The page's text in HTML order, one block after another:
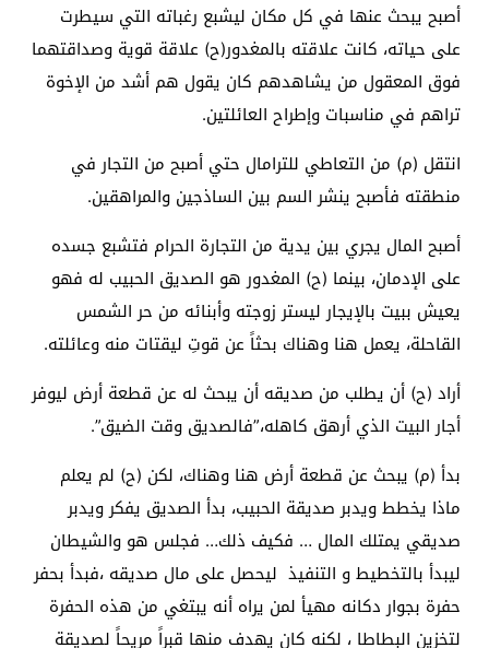
أصبح يبحث عنها في كل مكان ليشبع رغباته التي سيطرت
على حياته، كانت علاقته بالمغدور(ح) علاقة قوية وصداقتهما
فوق المعقول من يشاهدهم كان يقول هم أشد من الإخوة
تراهم في مناسبات وإطراح العائلتين.
انتقل (م) من التعاطي للترامال حتي أصبح من التجار في
منطقته فأصبح ينشر السم بين الساذجين والمراهقين.
أصبح المال يجري بين يدية من التجارة الحرام فتشبع جسده
على الإدمان، بينما (ح) المغدور هو الصديق الحبيب له فهو
يعيش ببيت بالإيجار ليستر زوجته وأبنائه من حر الشمس
القاحلة، يعمل هنا وهناك بحثاً عن قوتِ ليقتات منه وعائلته.
أراد (ح) أن يطلب من صديقه أن يبحث له عن قطعة أرض ليوفر
أجار البيت الذي أرهق كاهله،”فالصديق وقت الضيق”.
بدأ (م) يبحث عن قطعة أرض هنا وهناك، لكن (ح) لم يعلم
ماذا يخطط ويدبر صديقة الحبيب، بدأ الصديق يفكر ويدبر
صديقي يمتلك المال … فكيف ذلك… فجلس هو والشيطان
ليبدأ بالتخطيط و التنفيذ ليحصل على مال صديقه ،فبدأ بحفر
حفرة بجوار دكانه مهيأ لمن يراه أنه يبتغي من هذه الحفرة
لتخزين البطاطا ، لكنه كان يهدف منها قبراً مريحاً لصديقة